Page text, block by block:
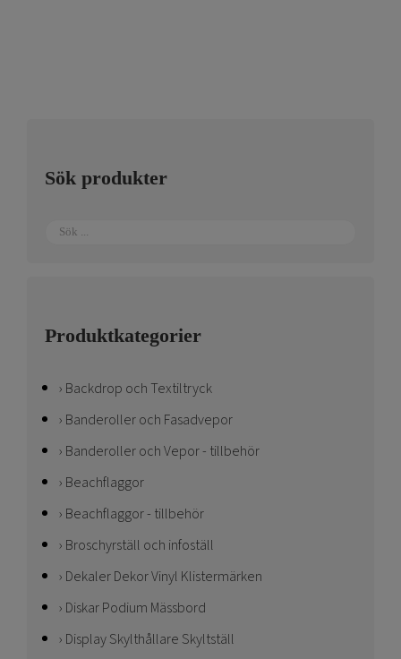
Sök produkter
Produktkategorier
Backdrop och Textiltryck
Banderoller och Fasadvepor
Banderoller och Vepor - tillbehör
Beachflaggor
Beachflaggor - tillbehör
Broschyrställ och infoställ
Dekaler Dekor Vinyl Klistermärken
Diskar Podium Mässbord
Display Skylthållare Skyltställ